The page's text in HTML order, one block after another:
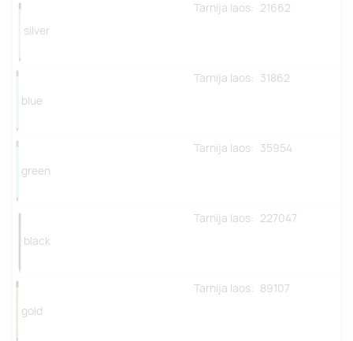
silver
Tarnija laos: 21662
blue
Tarnija laos: 31862
green
Tarnija laos: 35954
black
Tarnija laos: 227047
gold
Tarnija laos: 89107